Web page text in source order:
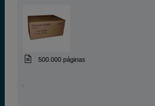
500.000 páginas